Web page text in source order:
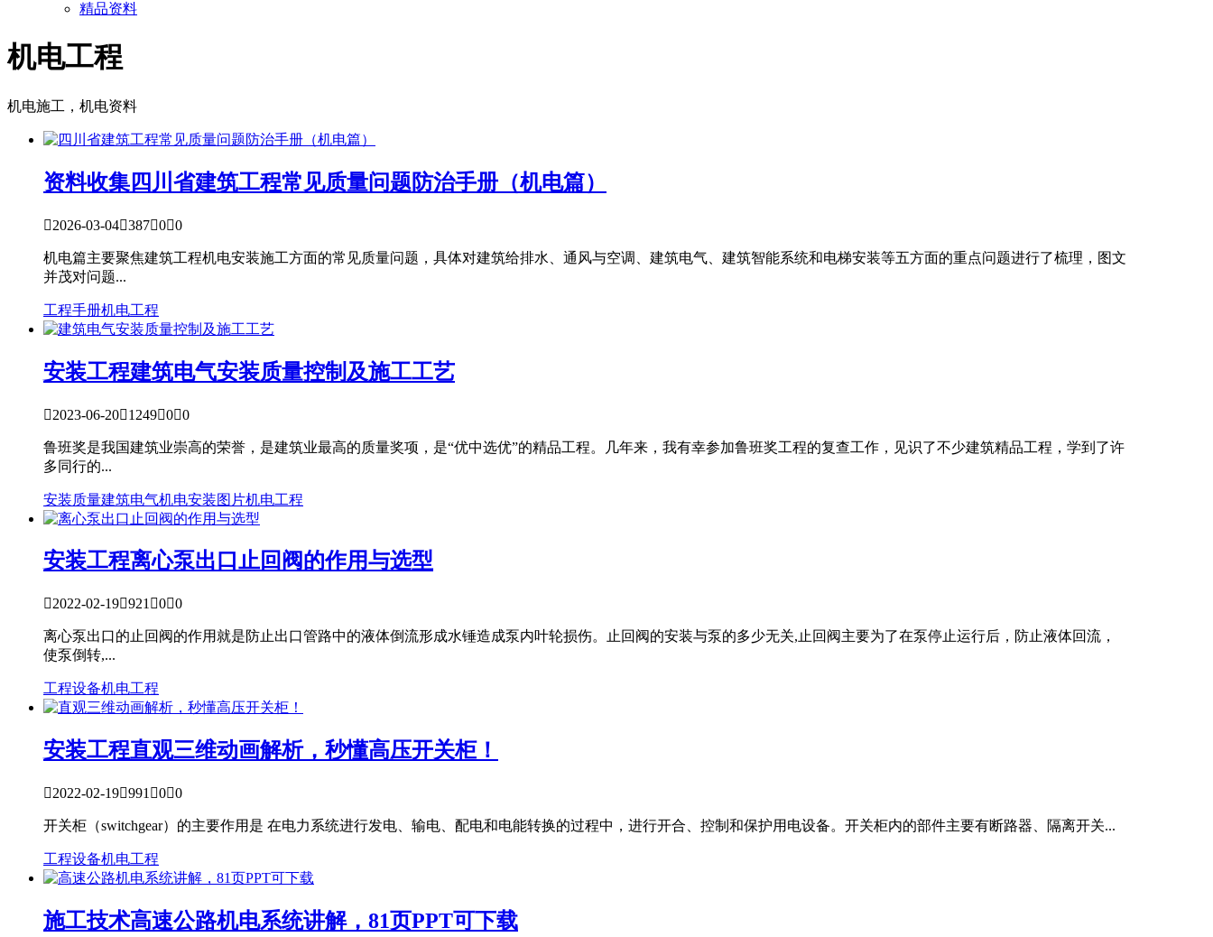
精品资料
机电工程
机电施工，机电资料
资料收集四川省建筑工程常见质量问题防治手册（机电篇）
2026-03-0438700
机电篇主要聚焦建筑工程机电安装施工方面的常见质量问题，具体对建筑给排水、通风与空调、建筑电气、建筑智能系统和电梯安装等五方面的重点问题进行了梳理，图文
并茂对问题...
工程手册机电工程
安装工程建筑电气安装质量控制及施工工艺
2023-06-20124900
鲁班奖是我国建筑业崇高的荣誉，是建筑业最高的质量奖项，是“优中选优”的精品工程。几年来，我有幸参加鲁班奖工程的复查工作，见识了不少建筑精品工程，学到了许
多同行的...
安装质量建筑电气机电安装图片机电工程
安装工程离心泵出口止回阀的作用与选型
2022-02-19921 00
离心泵出口的止回阀的作用就是防止出口管路中的液体倒流形成水锤造成泵内叶轮损伤。止回阀的安装与泵的多少无关,止回阀主要为了在泵停止运行后，防止液体回流，
使泵倒转,...
工程设备机电工程
安装工程直观三维动画解析，秒懂高压开关柜！
2022-02-19991 00
开关柜（switchgear）的主要作用是 在电力系统进行发电、输电、配电和电能转换的过程中，进行开合、控制和保护用电设备。开关柜内的部件主要有断路器、隔离开关...
工程设备机电工程
施工技术高速公路机电系统讲解，81页PPT可下载